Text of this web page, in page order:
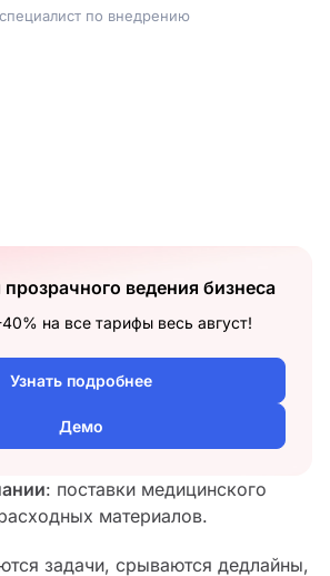
: поставки медицинского
материалов.
задачи, срываются дедлайны,
по внедрению
ведения бизнеса
на все тарифы весь август!
Узнать подробнее
Демо